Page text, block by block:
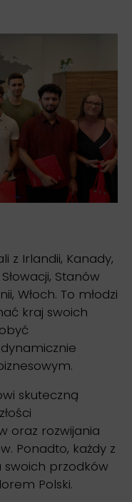
z Irlandii, Kanady,
Stanów
Włoch. To młodzi
kraj swoich
skuteczną
oraz rozwijania
Ponadto, każdy z
swoich przodków
Polski.